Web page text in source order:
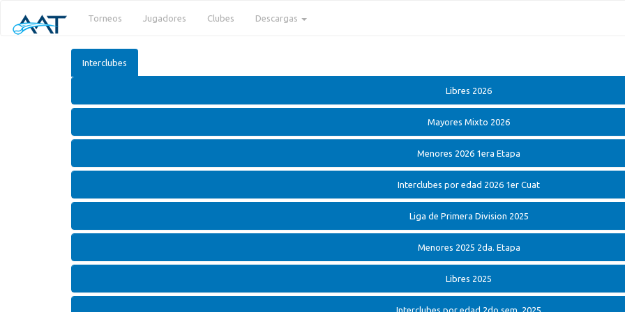
Torneos Jugadores Clubes Descargas
Interclubes
Libres 2026
Mayores Mixto 2026
Menores 2026 1era Etapa
Interclubes por edad 2026 1er Cuat
Liga de Primera Division 2025
Menores 2025 2da. Etapa
Libres 2025
Interclubes por edad 2do sem. 2025